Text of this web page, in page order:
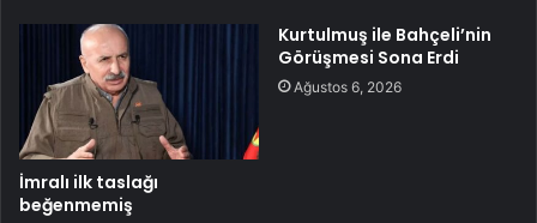
İmralı ilk taslağı
beğenmemiş
Kurtulmuş ile Bahçeli’nin
Görüşmesi Sona Erdi
Ağustos 6, 2026